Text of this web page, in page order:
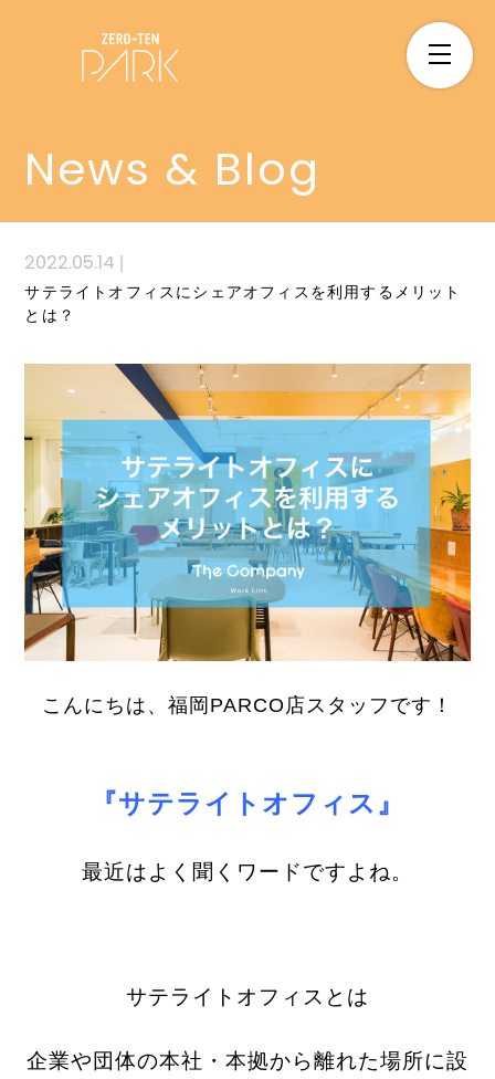
News & Blog
2022.05.14 |
サテライトオフィスにシェアオフィスを利用するメリット
とは？
こんにちは、福岡PARCO店スタッフです！
『サテライトオフィス』
最近はよく聞くワードですよね。
サテライトオフィスとは
企業や団体の本社・本拠から離れた場所に設